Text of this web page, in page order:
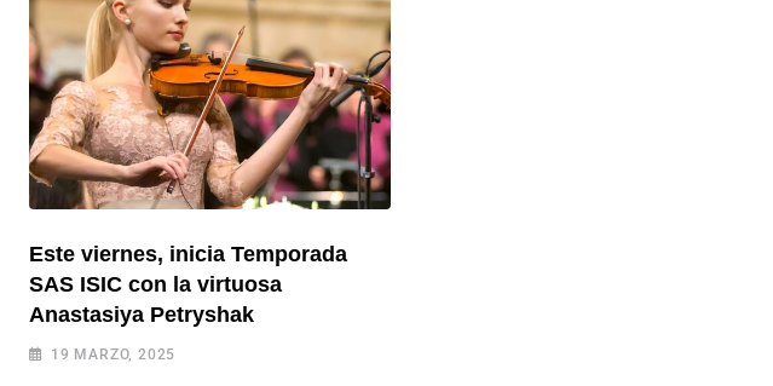
Este viernes, inicia Temporada
SAS ISIC con la virtuosa
Anastasiya Petryshak
19 MARZO, 2025